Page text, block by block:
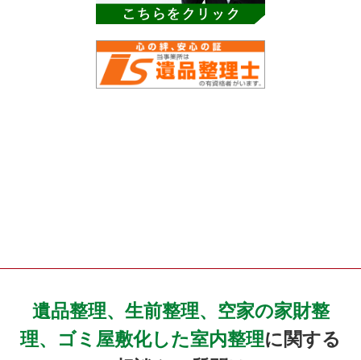
遺品整理、生前整理、空家の家財整
理、ゴミ屋敷化した室内整理に関する